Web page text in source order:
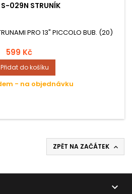
S-029N STRUNÍK
PRO 13" PICCOLO BUB. (20)
599 Kč
Přidat do košíku
- na objednávku
ZPĚT NA ZAČÁTEK 
